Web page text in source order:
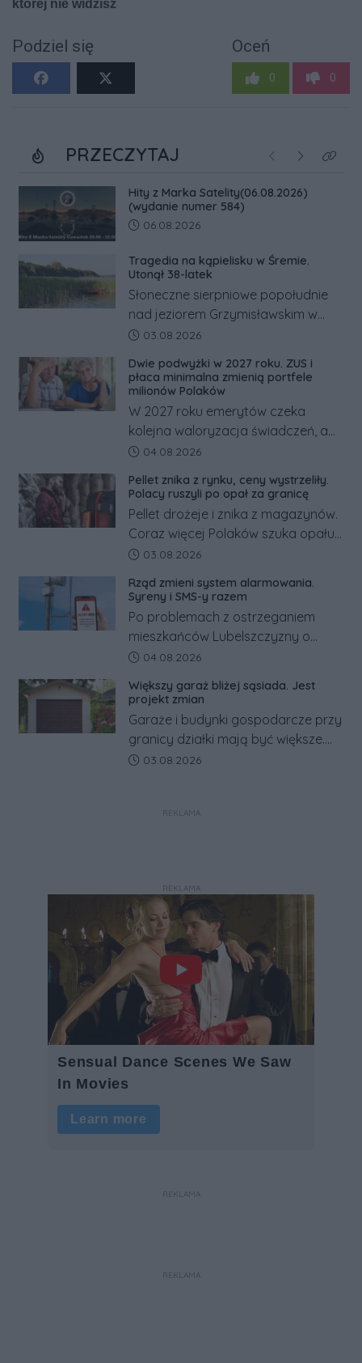
Podziel się Oceń
0 0
PRZECZYTAJ Poprzednie
NastępneKliknij
Hity z Marka Satelity(06.08.2026)
(wydanie numer 584)
Data dodania artykułu:
06.08.2026
Tragedia na kąpielisku w Śremie.
Utonął 38-latek
Słoneczne sierpniowe popołudnie
nad jeziorem Grzymisławskim w
powiecie śremskim zakończyło się
odwrócić nawet natychmiastowe
działania służb ratunkowych.
Data dodania artykułu:
03.08.2026
Dwie podwyżki w 2027 roku. ZUS i
płaca minimalna zmienią portfele
milionów Polaków
W 2027 roku emerytów czeka
kolejna waloryzacja świadczeń, a
pracowników podwyżka płacy
tym zmianom zyskają.
Data dodania artykułu:
04.08.2026
Pellet znika z rynku, ceny wystrzeliły.
Polacy ruszyli po opał za granicę
Pellet drożeje i znika z magazynów.
Coraz więcej Polaków szuka opału
za granicą, gdzie bywa nawet
Co się dzieje?
Data dodania artykułu:
03.08.2026
Rząd zmieni system alarmowania.
Syreny i SMS-y razem
Po problemach z ostrzeganiem
mieszkańców Lubelszczyzny o
rosyjskim zagrożeniu rząd
alarmowych, alertów RCB i aplikacji
w jeden system.
Data dodania artykułu:
04.08.2026
Większy garaż bliżej sąsiada. Jest
projekt zmian
Garaże i budynki gospodarcze przy
granicy działki mają być większe.
Projekt zaostrza też zasady
Data dodania artykułu:
03.08.2026
REKLAMA
REKLAMA
REKLAMA
REKLAMA